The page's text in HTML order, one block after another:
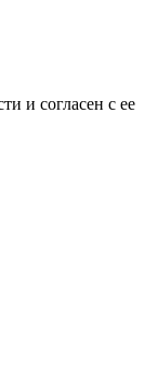
и согласен с ее